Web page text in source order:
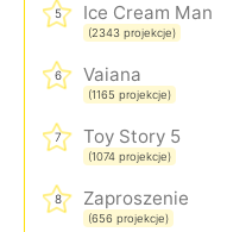
5 Ice Cream Man
(2343 projekcje)
6 Vaiana
(1165 projekcje)
7 Toy Story 5
(1074 projekcje)
8 Zaproszenie
(656 projekcje)